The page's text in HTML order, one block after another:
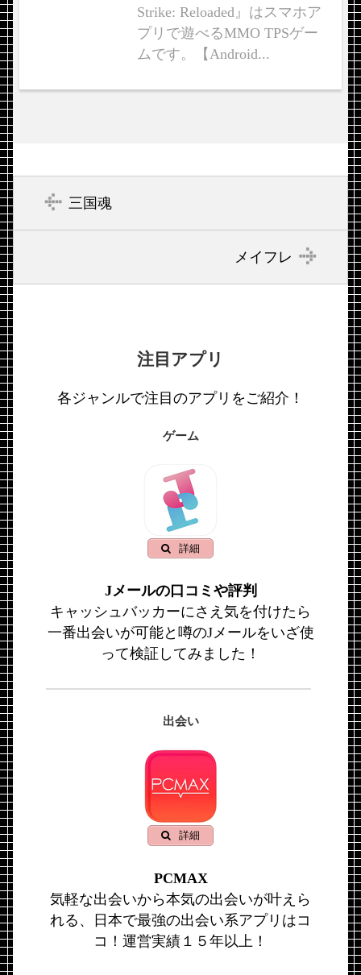
Strike: Reloaded』はスマホア
プリで遊べるMMO TPSゲー
ムです。【Android...
三国魂
メイフレ
注目アプリ
各ジャンルで注目のアプリをご紹介！
ゲーム
詳細
Jメールの口コミや評判
キャッシュバッカーにさえ気を付けたら
一番出会いが可能と噂のJメールをいざ使
って検証してみました！
出会い
詳細
PCMAX
気軽な出会いから本気の出会いが叶えら
れる、日本で最強の出会い系アプリはコ
コ！運営実績１５年以上！